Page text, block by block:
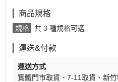
商品規格
規格 共 3 種規格可選
運送&付款
運送方式
實體門市取貨
7-11取貨
新